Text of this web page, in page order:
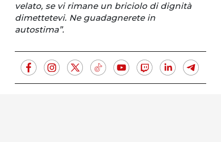
velato, se vi rimane un briciolo di dignità
dimettetevi. Ne guadagnerete in
autostima”.